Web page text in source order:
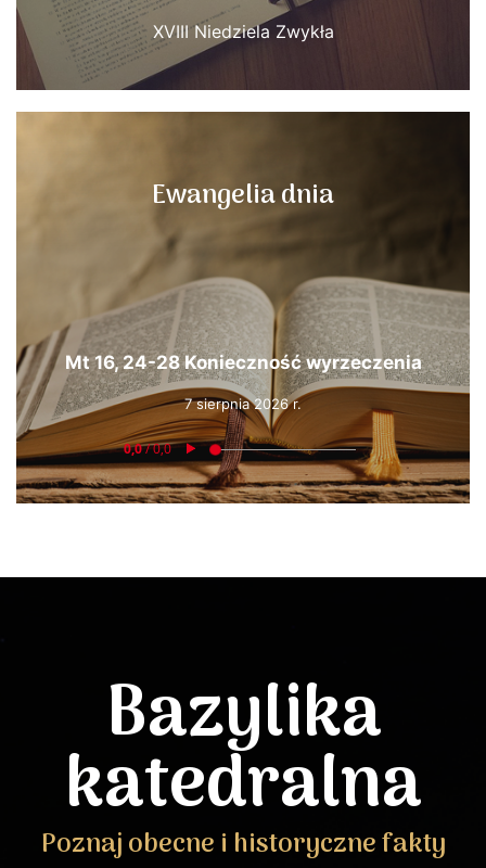
XVIII Niedziela Zwykła
Ewangelia dnia
Mt 16, 24-28 Konieczność wyrzeczenia
7 sierpnia 2026 r.
Bazylika
katedralna
Poznaj obecne i historyczne fakty